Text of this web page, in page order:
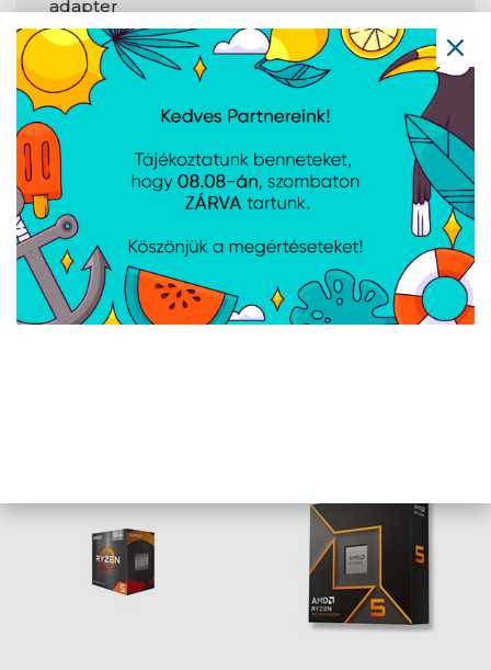
adapter
Diszkrét grafikus
modell
Nem áll
rendelkezésre
Jellemzők
PCI-expressz
csatlakozók
verziója
3.0
A weboldalon esetlegesen előforduló elektronikus feltöltési,
technikai hibákért felelősséget nem vállalunk.